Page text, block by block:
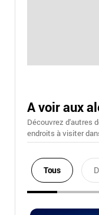
A voir aux
Découvrez d'autres
endroits à visiter
Tous